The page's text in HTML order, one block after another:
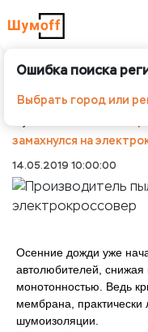
Ошибка поиска
Выбрать город или
Производитель
замахнулся на
замахнулся на
14.05.2019 10:00:00
Осенние дожди уже
автолюбителей,
монотонностью. Ведь
мембрана, практически
шумоизоляции.